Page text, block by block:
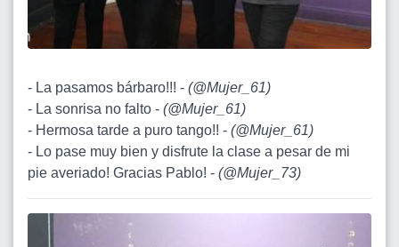
- La pasamos bárbaro!!! - (@Mujer_61)
- La sonrisa no falto - (@Mujer_61)
- Hermosa tarde a puro tango!! - (@Mujer_61)
- Lo pase muy bien y disfrute la clase a pesar de mi
pie averiado! Gracias Pablo! - (@Mujer_73)